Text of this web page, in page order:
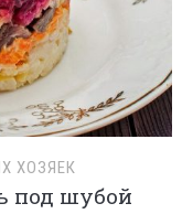
ХОЗЯЕК
под шубой